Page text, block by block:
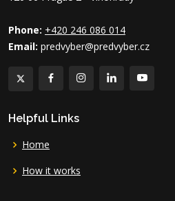
Phone: +420 246 086 014
Email: predvyber@predvyber.cz
Helpful Links
Home
How it works